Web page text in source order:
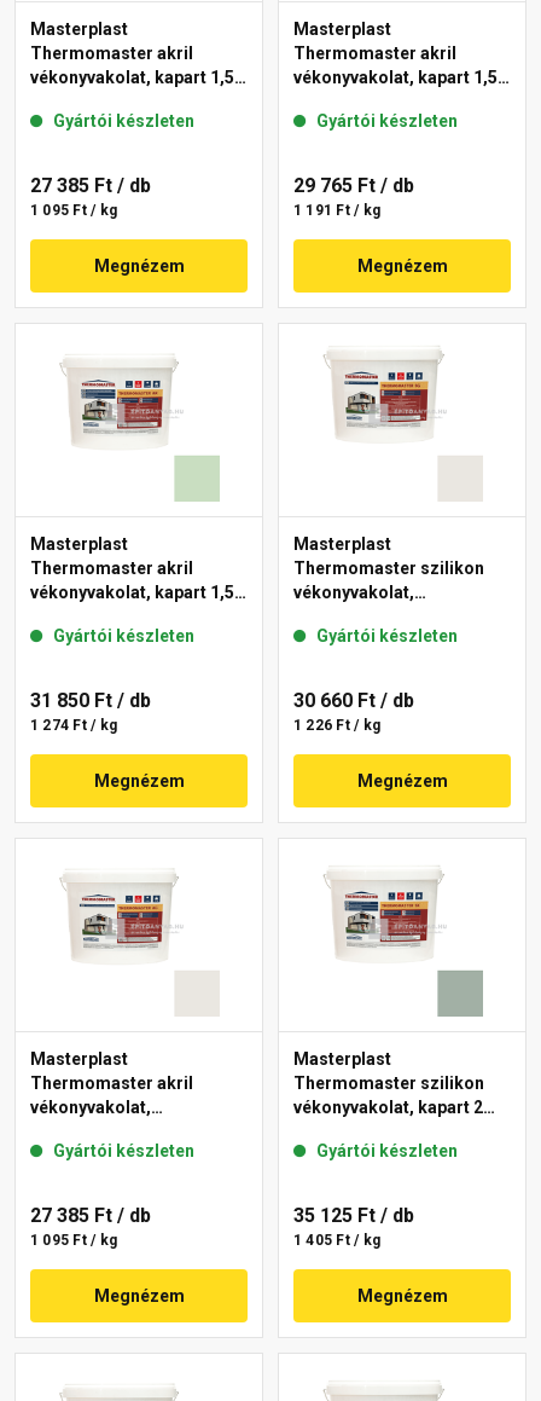
Masterplast
Thermomaster akril
vékonyvakolat, kapart 1,5
Gyártói készleten
27 385 Ft / db
1 095 Ft / kg
Megnézem
Masterplast
Thermomaster akril
vékonyvakolat, kapart 1,5
Gyártói készleten
29 765 Ft / db
1 191 Ft / kg
Megnézem
Masterplast
Thermomaster akril
vékonyvakolat, kapart 1,5
Gyártói készleten
31 850 Ft / db
1 274 Ft / kg
Megnézem
Masterplast
Thermomaster szilikon
vékonyvakolat,
45-F 25 kg
Gyártói készleten
30 660 Ft / db
1 226 Ft / kg
Megnézem
Masterplast
Thermomaster akril
vékonyvakolat,
45-F 25 kg
Gyártói készleten
27 385 Ft / db
1 095 Ft / kg
Megnézem
Masterplast
Thermomaster szilikon
vékonyvakolat, kapart 2
Gyártói készleten
35 125 Ft / db
1 405 Ft / kg
Megnézem